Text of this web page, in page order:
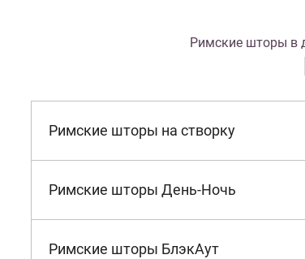
Римские шторы в
Римские шторы на створку
Римские шторы День-Ночь
Римские шторы БлэкАут